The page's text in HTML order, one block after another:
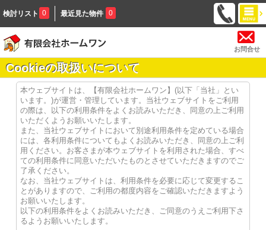
検討リスト 0 最近見た物件 0
お問合せ
Cookieの取扱いについて
本ウェブサイトは、【有限会社ホームワン】(以下「当社」とい
います。)が運営・管理しています。当社ウェブサイトをご利用
の際は、以下の利用条件をよくお読みいただき、同意の上ご利用
いただくようお願いいたします。
また、当社ウェブサイトにおいて別途利用条件を定めている場合
には、各利用条件についてもよくお読みいただき、同意の上ご利
用ください。お客さまが本ウェブサイトを利用された場合、すべ
ての利用条件に同意いただいたものとさせていただきますのでご
了承ください。
なお、当社ウェブサイトは、利用条件を必要に応じて変更するこ
とがありますので、ご利用の都度内容をご確認いただきますよう
お願いいたします。
以下の利用条件をよくお読みいただき、ご同意のうえご利用下さ
るようお願いいたします。